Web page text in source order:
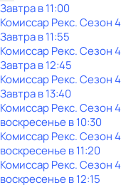
Завтра в 11:00
Комиссар Рекс. Сезон 4
Завтра в 11:55
Комиссар Рекс. Сезон 4
Завтра в 12:45
Комиссар Рекс. Сезон 4
Завтра в 13:40
Комиссар Рекс. Сезон 4
воскресенье в10:30
Комиссар Рекс. Сезон 4
воскресенье в11:20
Комиссар Рекс. Сезон 4
воскресенье в12:15